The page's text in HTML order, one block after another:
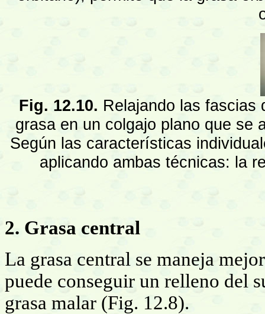
Fig. 12.10. Relajando las fascias
grasa en un colgajo plano que se
Según las características
aplicando ambas técnicas: la
2. Grasa central
La grasa central se maneja
puede conseguir un relleno del
grasa malar (Fig. 12.8).